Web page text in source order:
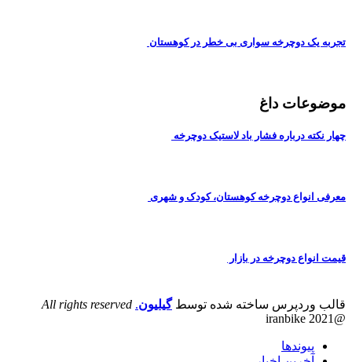
تجربه یک دوچرخه سواری بی خطر در کوهستان
موضوعات داغ
چهار نکته درباره فشار باد لاستیک دوچرخه
معرفی انواع دوچرخه کوهستان، کودک و شهری
قیمت انواع دوچرخه در بازار
قالب وردپرس ساخته شده توسطگیلیون.
All rights reserved
@iranbike 2021
پیوندها